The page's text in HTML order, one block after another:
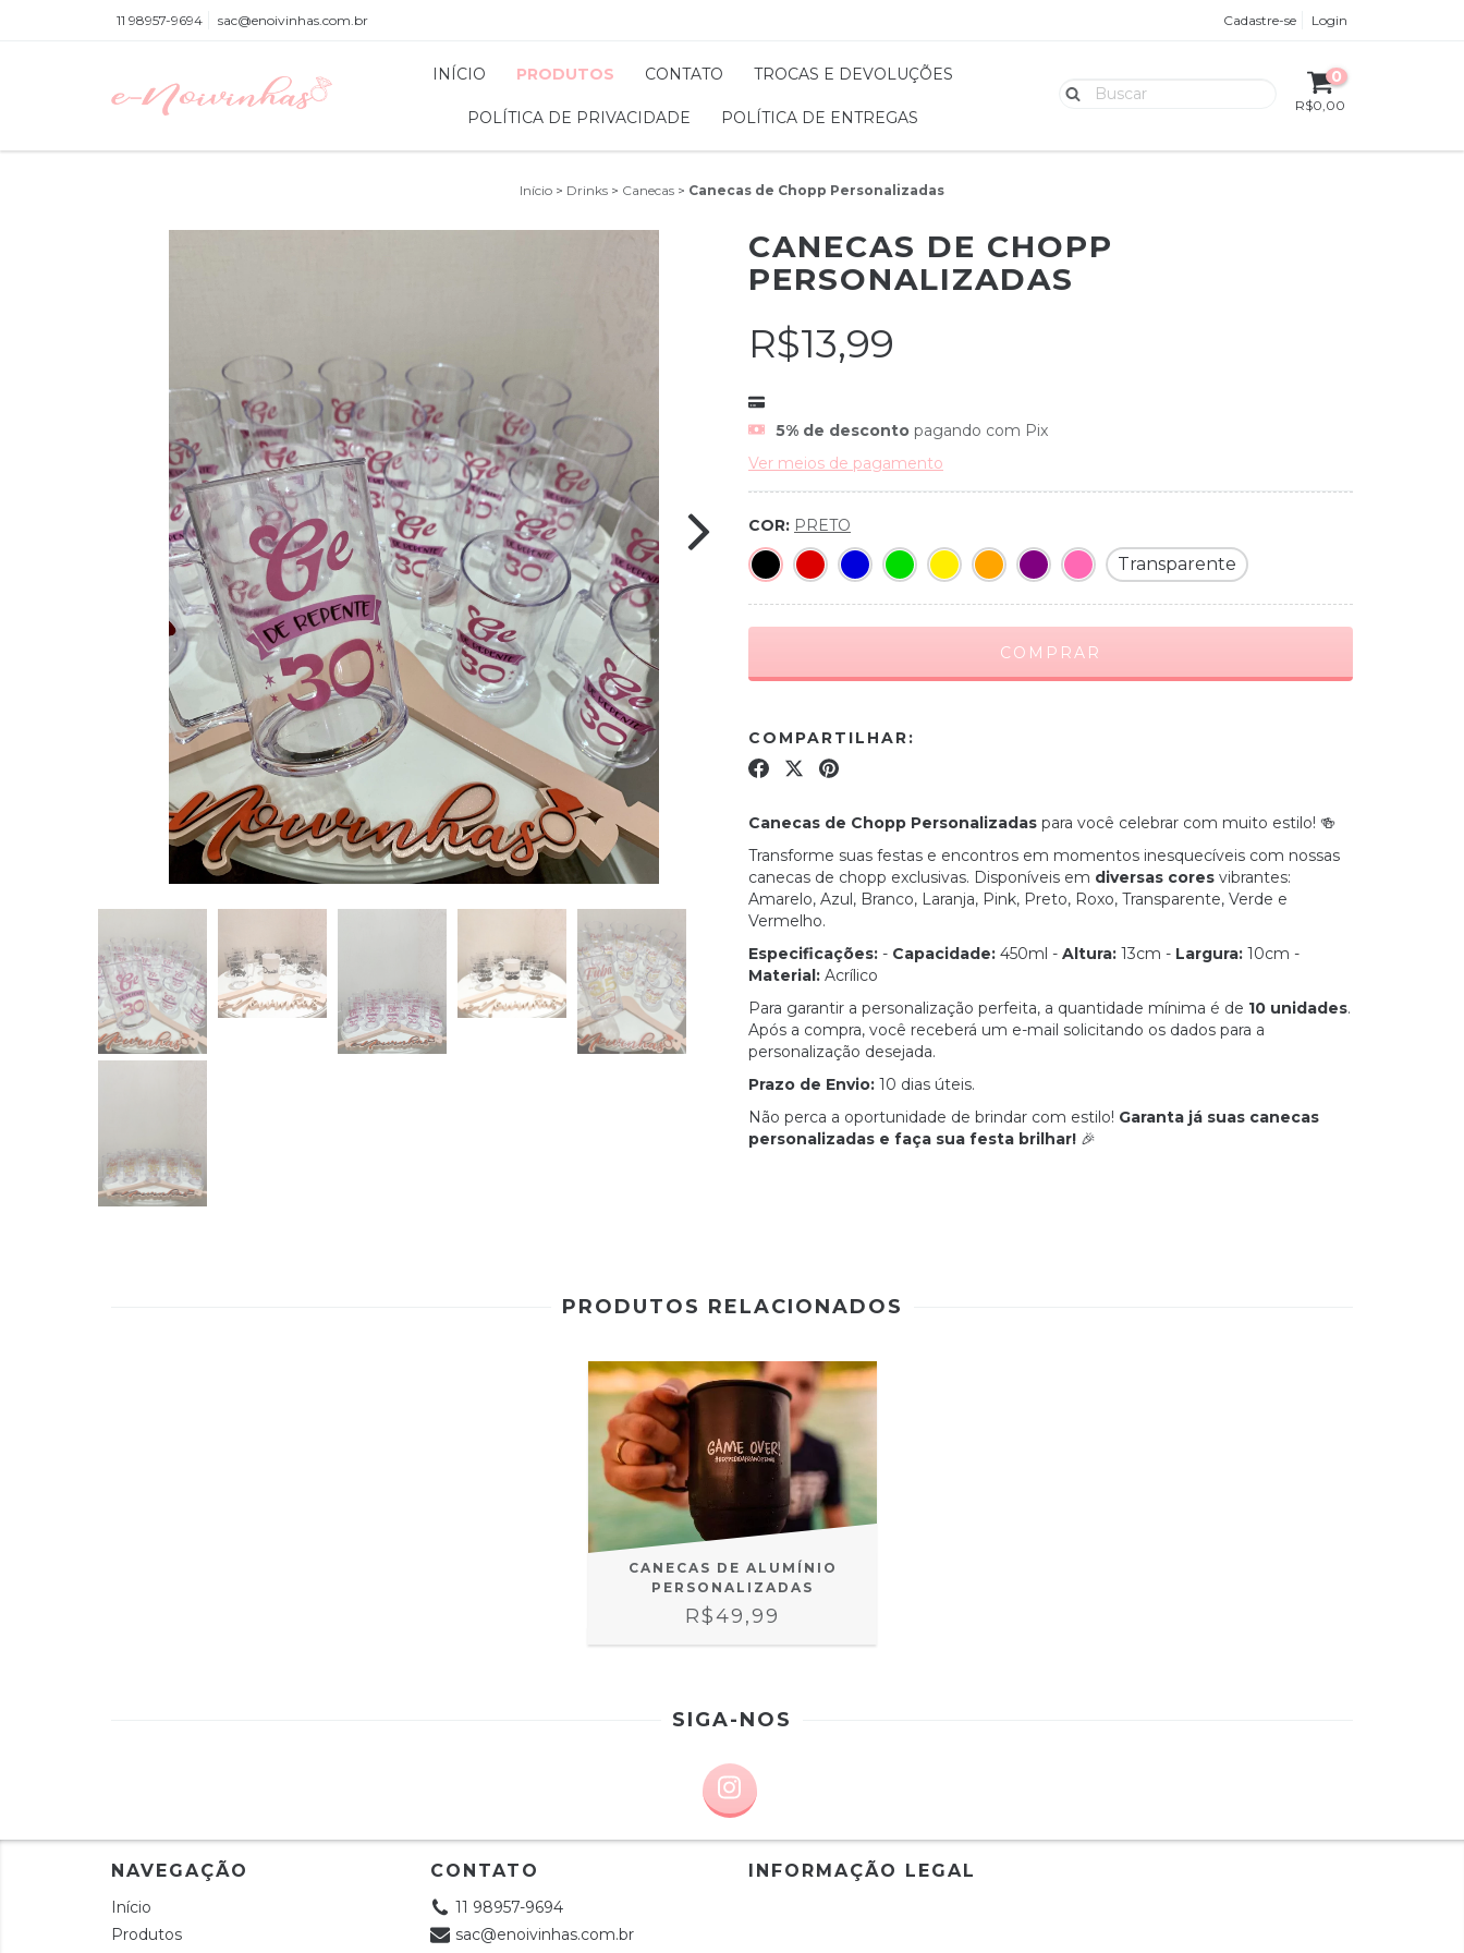
11 98957-9694 sac@enoivinhas.com.br Cadastre-se Login
INÍCIO PRODUTOS CONTATO TROCAS E DEVOLUÇÕES
POLÍTICA DE PRIVACIDADE POLÍTICA DE ENTREGAS
0
R$0,00
Início > Drinks > Canecas > Canecas de Chopp Personalizadas
CANECAS DE CHOPP
PERSONALIZADAS
R$13,99
5% de desconto pagando com Pix
Ver meios de pagamento
COR: PRETO
Transparente
COMPARTILHAR:
Canecas de Chopp Personalizadas para você celebrar com muito estilo! 🍻
Transforme suas festas e encontros em momentos inesquecíveis com nossas
canecas de chopp exclusivas. Disponíveis em diversas cores vibrantes:
Amarelo, Azul, Branco, Laranja, Pink, Preto, Roxo, Transparente, Verde e
Vermelho.
Especificações: - Capacidade: 450ml - Altura: 13cm - Largura: 10cm -
Material: Acrílico
Para garantir a personalização perfeita, a quantidade mínima é de 10 unidades.
Após a compra, você receberá um e-mail solicitando os dados para a
personalização desejada.
Prazo de Envio: 10 dias úteis.
Não perca a oportunidade de brindar com estilo! Garanta já suas canecas
personalizadas e faça sua festa brilhar! 🎉
PRODUTOS RELACIONADOS
CANECAS DE ALUMÍNIO
PERSONALIZADAS
R$49,99
SIGA-NOS
NAVEGAÇÃO
Início
Produtos
CONTATO
11 98957-9694
sac@enoivinhas.com.br
INFORMAÇÃO LEGAL